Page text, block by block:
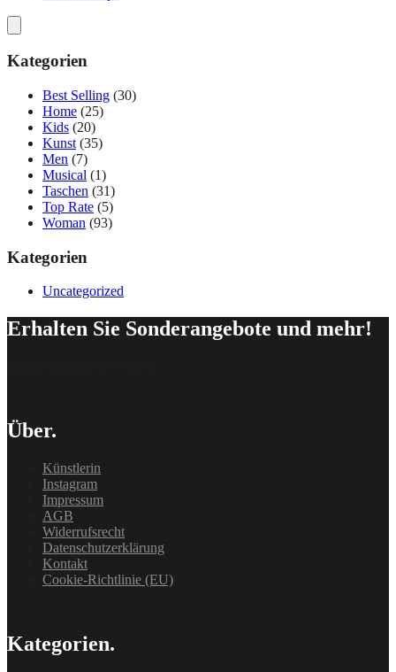
Kategorien
Best Selling (30)
Home (25)
Kids (20)
Kunst (35)
Men (7)
Musical (1)
Taschen (31)
Top Rate (5)
Woman (93)
Kategorien
Uncategorized
Erhalten Sie Sonderangebote und mehr!
Über.
Künstlerin
Instagram
Impressum
AGB
Widerrufsrecht
Datenschutzerklärung
Kontakt
Cookie-Richtlinie (EU)
Kategorien.